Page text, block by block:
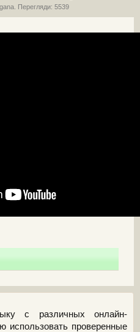
. Перегляди: 5539
с различных онлайн-
использовать проверенные